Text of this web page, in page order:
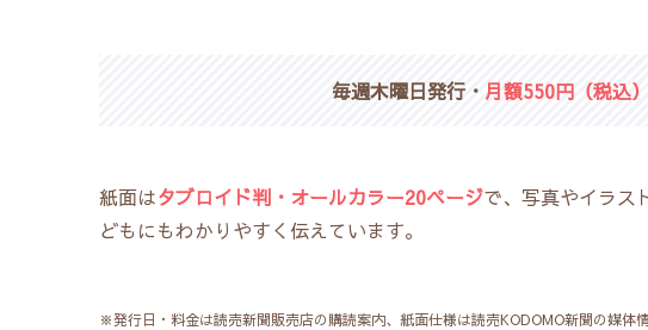
毎週木曜日発行・ 月額550円（税込）
紙面はタブロイド判・オールカラー20ページで、写真やイラス
どもにもわかりやすく伝えています。
※発行日・料金は読売新聞販売店の購読案内、紙面仕様は読売KODOMO新聞の媒体情